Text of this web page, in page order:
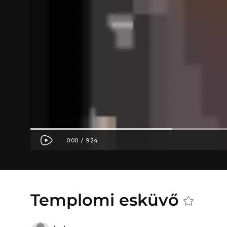
Templomi esküvő